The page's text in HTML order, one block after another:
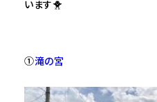
います🐥
①滝の宮